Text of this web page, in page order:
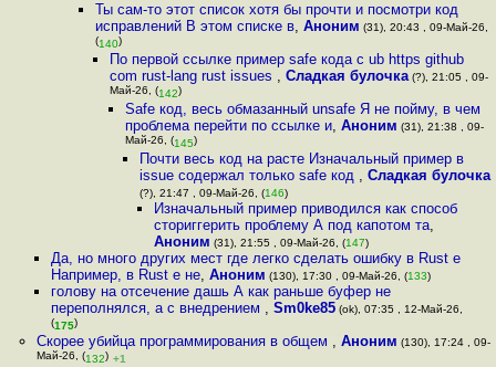
Ты сам-то этот список хотя бы прочти и посмотри код
исправлений В этом списке в, Аноним (31), 20:43 , 09-Май-26,
(140)
По первой ссылке пример safe кода с ub https github
com rust-lang rust issues ,Сладкая булочка (?), 21:05 , 09-
Май-26, (142)
Safe код, весь обмазанный unsafe Я не пойму, в чем
проблема перейти по ссылке и, Аноним (31), 21:38 , 09-
Май-26, (145)
Почти весь код на расте Изначальный пример в
issue содержал только safe код , Сладкая булочка
(?), 21:47 , 09-Май-26, (146)
Изначальный пример приводился как способ
сториггерить проблему А под капотом та,
Аноним (31), 21:55 , 09-Май-26, (147)
Да, но много других мест где легко сделать ошибку в Rust е
Например, в Rust e не, Аноним (130), 17:30 , 09-Май-26, (133)
голову на отсечение дашь А как раньше буфер не
переполнялся, а с внедрением , Sm0ke85(ok), 07:35 , 12-Май-26,
(175)
Скорее убийца программирования в общем , Аноним (130), 17:24 , 09-
Май-26, (132) +1